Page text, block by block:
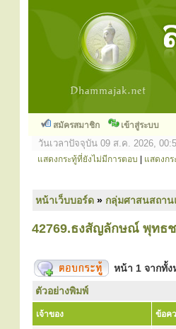
สมัครสมาชิก เข้าสู่ระบบ
วันเวลาปัจจุบัน 09 ส.ค. 2026,
แสดงกระทู้ที่ยังไม่มีการตอบ แสดงก
หน้าเว็บบอร์ด » กลุ่มศาสนสถา
42769.ธงสัญลักษณ์ พุทธ
หน้า 1 จากทั้ง
ตัวอย่างพิมพ์
เจ้าของ ข้อค